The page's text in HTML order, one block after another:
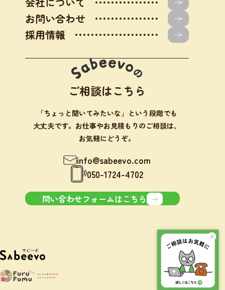
お問い合わせ
採用情報
ご相談はこちら
「ちょっと聞いてみたいな」という段階でも
大丈夫です。お仕事やお見積もりのご相談は、
お気軽にどうぞ。
info@sabeevo.com
050-1724-4702
問い合わせフォームはこちら